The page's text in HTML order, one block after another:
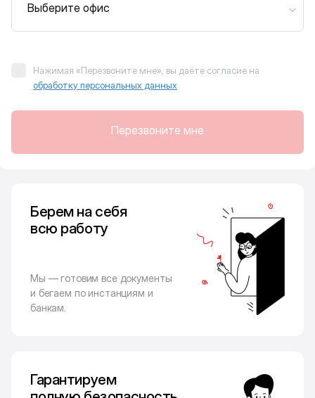
Выберите офис
Нажимая «Перезвоните мне», вы даёте согласие на
обработку персональных данных
Перезвоните мне
Берем на себя
всю работу
Мы — готовим все документы
и бегаем по инстанциям и
банкам.
Гарантируем